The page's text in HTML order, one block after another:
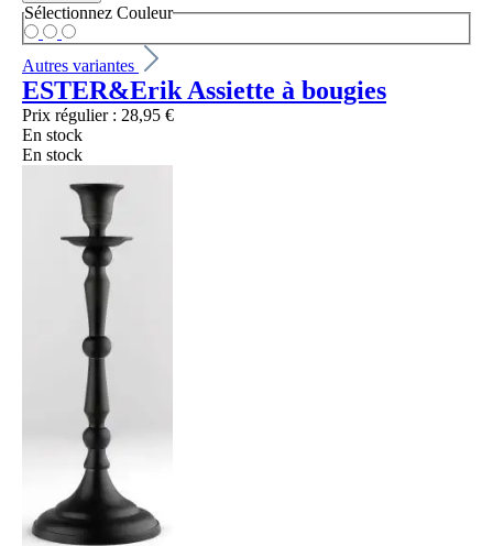
Sélectionnez Couleur
Autres variantes
ESTER&Erik Assiette à bougies
Prix régulier : 28,95 €
En stock
En stock